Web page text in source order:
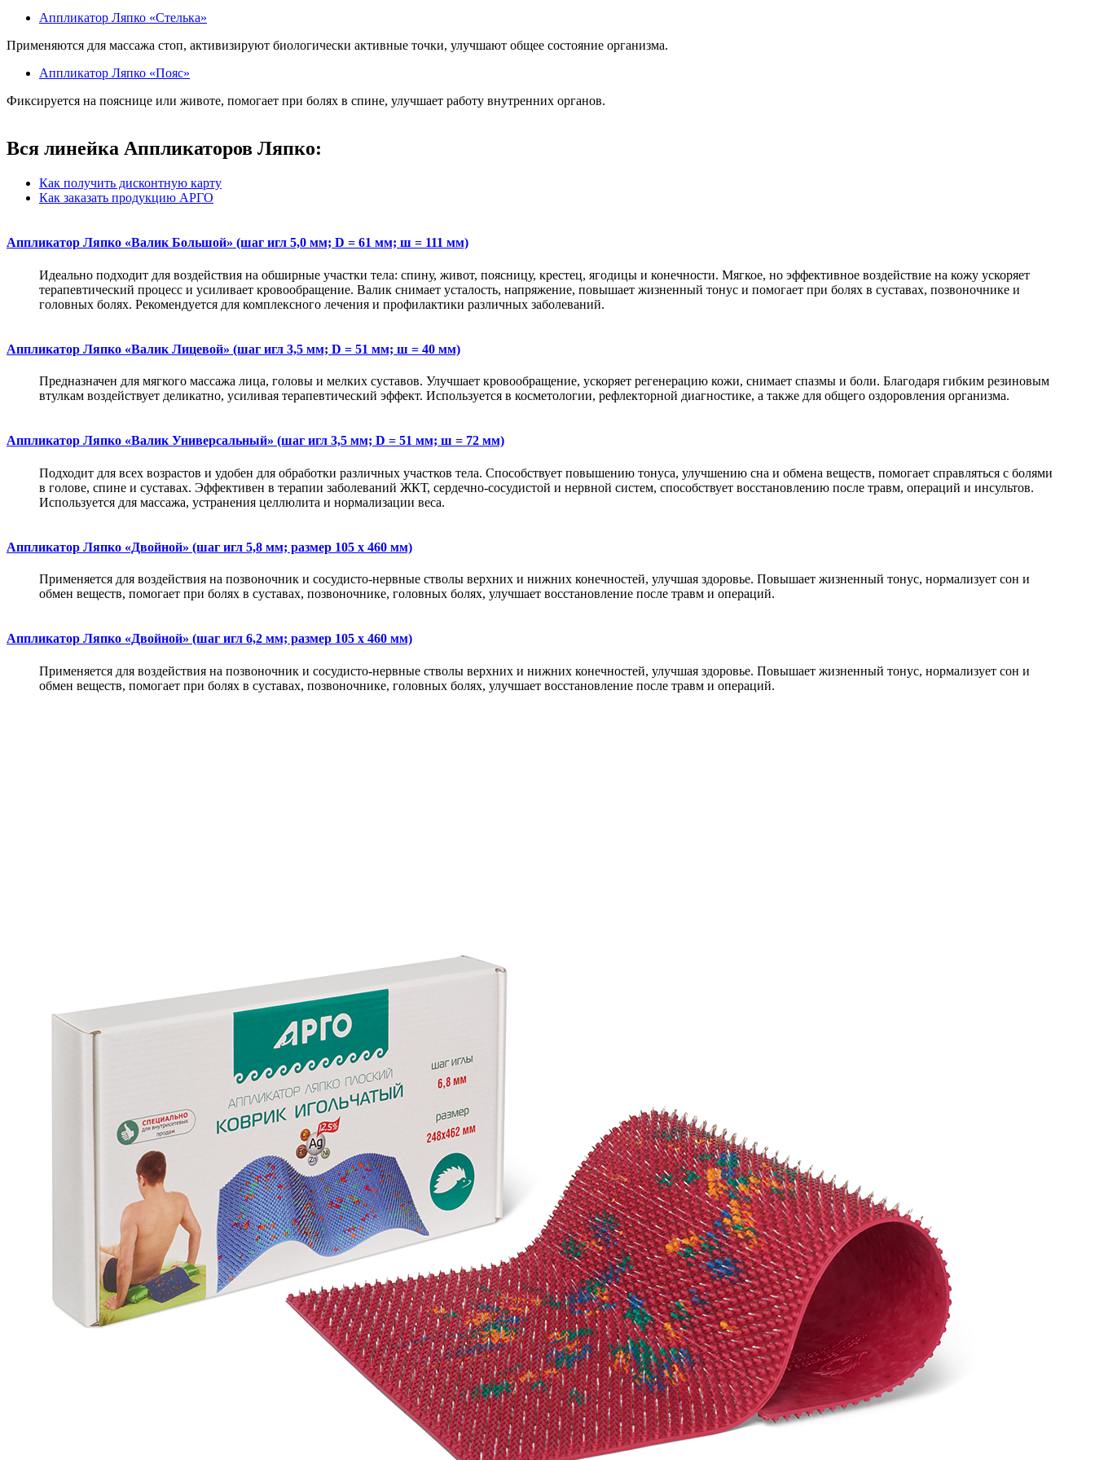
Аппликатор Ляпко «Стелька»
Применяются для массажа стоп, активизируют биологически активные точки, улучшают общее состояние организма.
Аппликатор Ляпко «Пояс»
Фиксируется на пояснице или животе, помогает при болях в спине, улучшает работу внутренних органов.
Вся линейка Аппликаторов Ляпко:
Как получить дисконтную карту
Как заказать продукцию АРГО
Аппликатор Ляпко «Валик Большой» (шаг игл 5,0 мм; D = 61 мм; ш = 111 мм)
Идеально подходит для воздействия на обширные участки тела: спину, живот, поясницу, крестец, ягодицы и конечности. Мягкое, но эффективное воздействие на кожу ускоряет
терапевтический процесс и усиливает кровообращение. Валик снимает усталость, напряжение, повышает жизненный тонус и помогает при болях в суставах, позвоночнике и
головных болях. Рекомендуется для комплексного лечения и профилактики различных заболеваний.
Аппликатор Ляпко «Валик Лицевой» (шаг игл 3,5 мм; D = 51 мм; ш = 40 мм)
Предназначен для мягкого массажа лица, головы и мелких суставов. Улучшает кровообращение, ускоряет регенерацию кожи, снимает спазмы и боли. Благодаря гибким резиновым
втулкам воздействует деликатно, усиливая терапевтический эффект. Используется в косметологии, рефлекторной диагностике, а также для общего оздоровления организма.
Аппликатор Ляпко «Валик Универсальный» (шаг игл 3,5 мм; D = 51 мм; ш = 72 мм)
Подходит для всех возрастов и удобен для обработки различных участков тела. Способствует повышению тонуса, улучшению сна и обмена веществ, помогает справляться с болями
в голове, спине и суставах. Эффективен в терапии заболеваний ЖКТ, сердечно-сосудистой и нервной систем, способствует восстановлению после травм, операций и инсультов.
Используется для массажа, устранения целлюлита и нормализации веса.
Аппликатор Ляпко «Двойной» (шаг игл 5,8 мм; размер 105 х 460 мм)
Применяется для воздействия на позвоночник и сосудисто-нервные стволы верхних и нижних конечностей, улучшая здоровье. Повышает жизненный тонус, нормализует сон и
обмен веществ, помогает при болях в суставах, позвоночнике, головных болях, улучшает восстановление после травм и операций.
Аппликатор Ляпко «Двойной» (шаг игл 6,2 мм; размер 105 х 460 мм)
Применяется для воздействия на позвоночник и сосудисто-нервные стволы верхних и нижних конечностей, улучшая здоровье. Повышает жизненный тонус, нормализует сон и
обмен веществ, помогает при болях в суставах, позвоночнике, головных болях, улучшает восстановление после травм и операций.